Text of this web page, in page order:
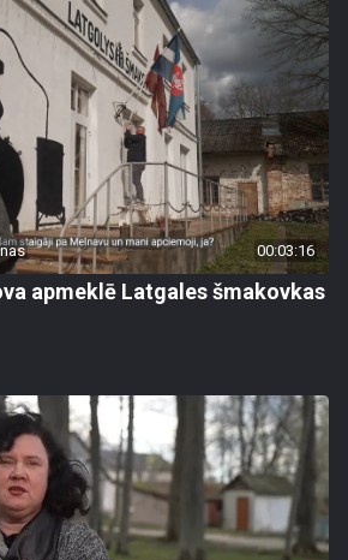
00:03:16
apmeklē Latgales šmakovkas